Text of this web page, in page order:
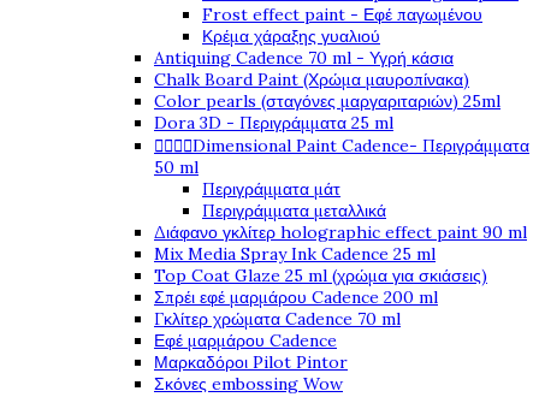
Frost effect paint - Εφέ παγωμένου
Κρέμα χάραξης γυαλιού
Antiquing Cadence 70 ml - Υγρή κάσια
Chalk Board Paint (Χρώμα μαυροπίνακα)
Color pearls (σταγόνες μαργαριταριών) 25ml
Dora 3D - Περιγράμματα 25 ml
   Dimensional Paint Cadence- Περιγράμματα
50 ml
Περιγράμματα μάτ
Περιγράμματα μεταλλικά
Διάφανο γκλίτερ holographic effect paint 90 ml
Mix Media Spray Ink Cadence 25 ml
Top Coat Glaze 25 ml (χρώμα για σκιάσεις)
Σπρέι εφέ μαρμάρου Cadence 200 ml
Γκλίτερ χρώματα Cadence 70 ml
Εφέ μαρμάρου Cadence
Μαρκαδόροι Pilot Pintor
Σκόνες embossing Wow